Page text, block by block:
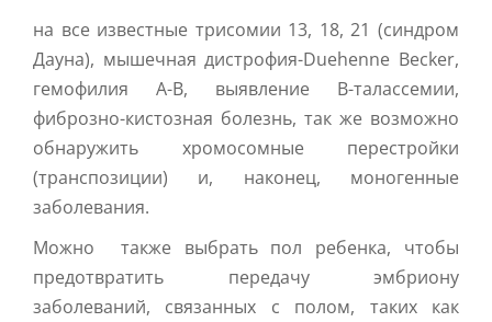
на все известные трисомии 13, 18, 21 (синдром
Дауна), мышечная дистрофия-Duehenne Becker,
гемофилия A-B, выявление B-талассемии,
фиброзно-кистозная болезнь, так же возможно
обнаружить хромосомные перестройки
(транспозиции) и, наконец, моногенные
заболевания.
Можно также выбрать пол ребенка, чтобы
предотвратить передачу эмбриону
заболеваний, связанных с полом, таких как